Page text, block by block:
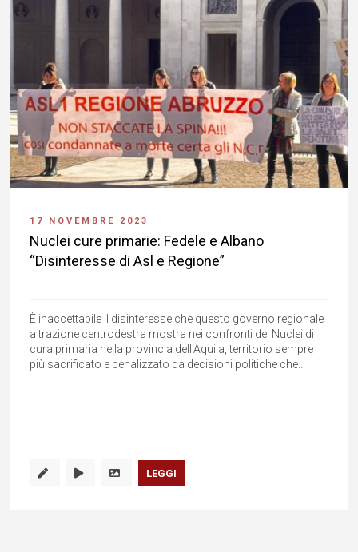
17 NOVEMBRE 2023
Nuclei cure primarie: Fedele e Albano
“Disinteresse di Asl e Regione”
È inaccettabile il disinteresse che questo governo regionale
a trazione centrodestra mostra nei confronti dei Nuclei di
cura primaria nella provincia dell'Aquila, territorio sempre
più sacrificato e penalizzato da decisioni politiche che...
LEGGI